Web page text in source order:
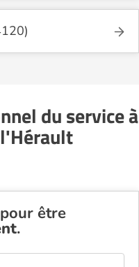
du service à
être
.